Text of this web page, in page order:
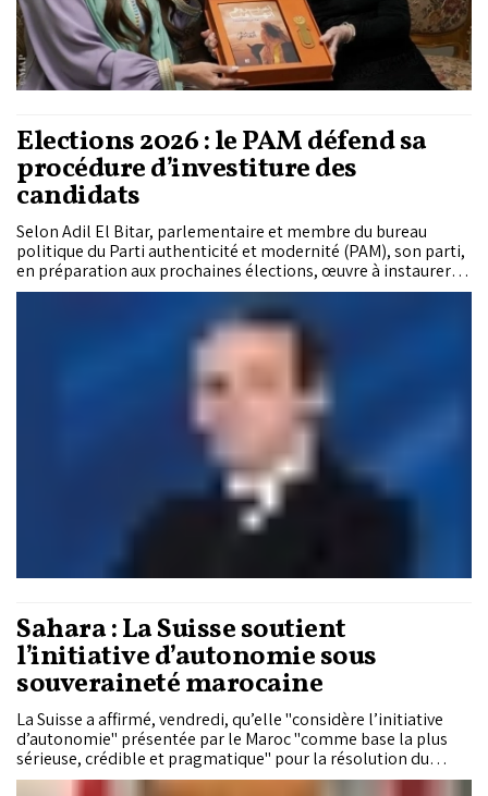
Elections 2026 : le PAM défend sa
procédure d’investiture des
candidats
Selon Adil El Bitar, parlementaire et membre du bureau
politique du Parti authenticité et modernité (PAM), son parti,
en préparation aux prochaines élections, œuvre à instaurer
une procédure transparente d’octroi des investitures, à
travers une commission dédiée. À cet égard, dit-il, des
critères bien définis, comme la compétence et l’ancrage
partisan, sont déterminants dans le choix des candidats.
Sahara : La Suisse soutient
l’initiative d’autonomie sous
souveraineté marocaine
La Suisse a affirmé, vendredi, qu’elle "considère l’initiative
d’autonomie" présentée par le Maroc "comme base la plus
sérieuse, crédible et pragmatique" pour la résolution du
différend régional autour du Sahara marocain.